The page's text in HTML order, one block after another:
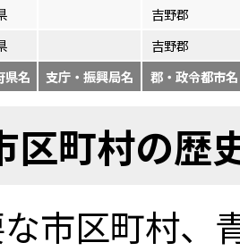
吉野郡
吉野郡
県名 支庁・振興局名 郡・政令都市名
区町村の歴
市区町村、